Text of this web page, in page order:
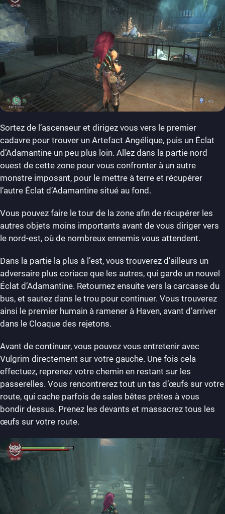
Sortez de l’ascenseur et dirigez vous vers le premier
cadavre pour trouver un Artefact Angélique, puis un Éclat
d’Adamantine un peu plus loin. Allez dans la partie nord
ouest de cette zone pour vous confronter à un autre
monstre imposant, pour le mettre à terre et récupérer
l’autre Éclat d’Adamantine situé au fond.
Vous pouvez faire le tour de la zone afin de récupérer les
autres objets moins importants avant de vous diriger vers
le nord-est, où de nombreux ennemis vous attendent.
Dans la partie la plus à l’est, vous trouverez d’ailleurs un
adversaire plus coriace que les autres, qui garde un nouvel
Éclat d’Adamantine. Retournez ensuite vers la carcasse du
bus, et sautez dans le trou pour continuer. Vous trouverez
ainsi le premier humain à ramener à Haven, avant d’arriver
dans le Cloaque des rejetons.
Avant de continuer, vous pouvez vous entretenir avec
Vulgrim directement sur votre gauche. Une fois cela
effectuez, reprenez votre chemin en restant sur les
passerelles. Vous rencontrerez tout un tas d’œufs sur votre
route, qui cache parfois de sales bêtes prêtes à vous
bondir dessus. Prenez les devants et massacrez tous les
œufs sur votre route.